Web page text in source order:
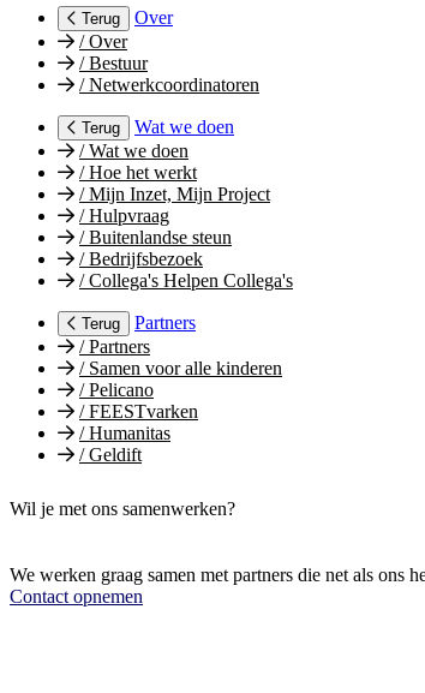
Terug
Over
/Over
/Bestuur
/Netwerkcoordinatoren
Terug
Wat we doen
/Wat we doen
/Hoe het werkt
/Mijn Inzet, Mijn Project
/Hulpvraag
/Buitenlandse steun
/Bedrijfsbezoek
/Collega's Helpen Collega's
Terug
Partners
/Partners
/Samen voor alle kinderen
/Pelicano
/FEESTvarken
/Humanitas
/Geldift
Wil je met ons samenwerken?
We werken graag samen met partners die net als ons
Contact opnemen